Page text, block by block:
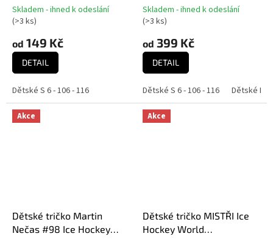
Czechia MS 2024 GOLD
EDITION White
Skladem - ihned k odeslání
(>3 ks)
od 149 Kč
DETAIL
Dětské S 6 - 106 - 116
Skladem - ihned k odeslání
(>3 ks)
od 399 Kč
DETAIL
Dětské S 6 - 106 - 116 Dětské M
Akce
Dětské tričko Martin
Nečas #98 Ice Hockey
Akce
Dětské tričko MISTŘI Ice
Hockey World